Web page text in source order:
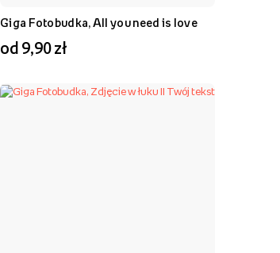
Giga Fotobudka, All you need is love
od 9,90 zł